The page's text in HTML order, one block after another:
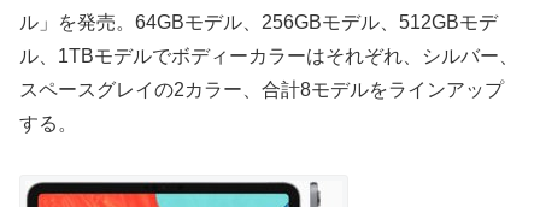
ル」を発売。64GBモデル、256GBモデル、512GBモデ
ル、1TBモデルでボディーカラーはそれぞれ、シルバー、
スペースグレイの2カラー、合計8モデルをラインアップ
する。